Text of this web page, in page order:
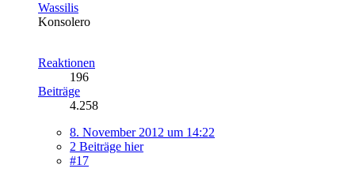
Wassilis
Konsolero
Reaktionen
196
Beiträge
4.258
8. November 2012 um 14:22
2 Beiträge hier
#17